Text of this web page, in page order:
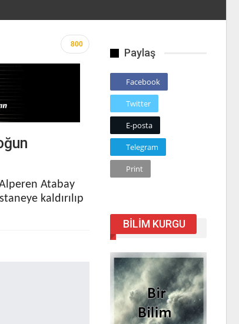
800
Atabay
kaldırılıp
Paylaş
Facebook
Twitter
E-posta
Telegram
Print
BILIM KURGU